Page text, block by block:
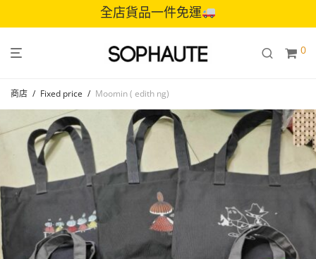
全店貨品一件免運
0
商店 / Fixed price / Moomin ( edith ng)